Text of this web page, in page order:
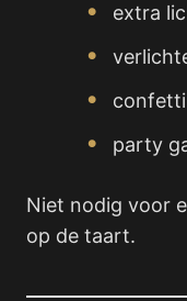
extra
party
Niet nodig voor
op de taart.